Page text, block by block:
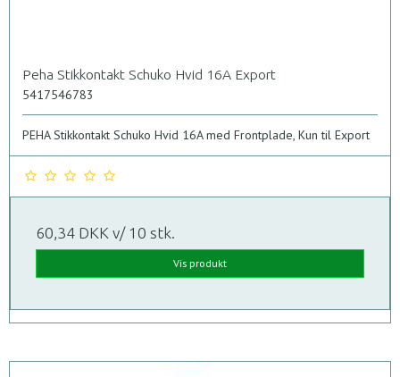
Peha Stikkontakt Schuko Hvid 16A Export
5417546783
PEHA Stikkontakt Schuko Hvid 16A med Frontplade, Kun til Export
60,34 DKK v/ 10 stk.
Vis produkt